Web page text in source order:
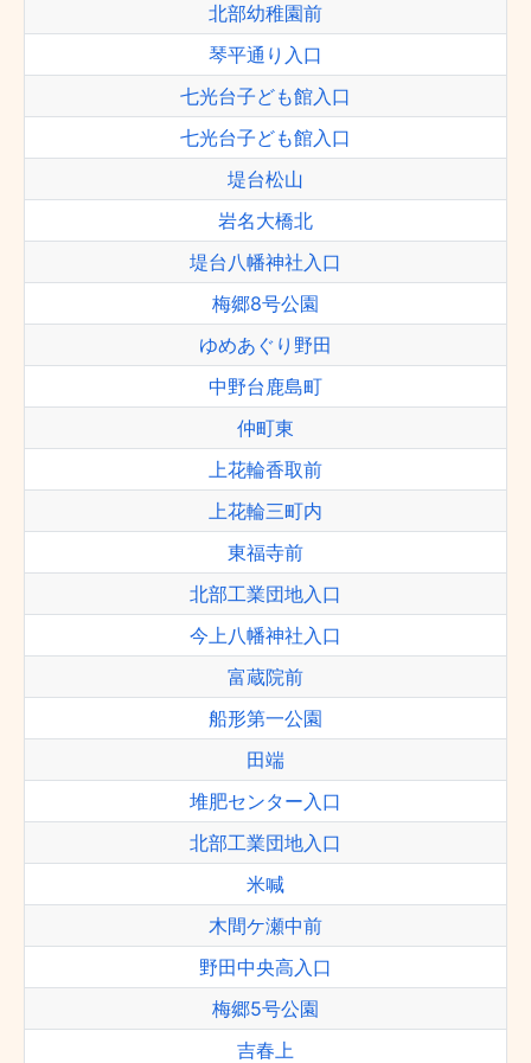
北部幼稚園前
琴平通り入口
七光台子ども館入口
七光台子ども館入口
堤台松山
岩名大橋北
堤台八幡神社入口
梅郷8号公園
ゆめあぐり野田
中野台鹿島町
仲町東
上花輪香取前
上花輪三町内
東福寺前
北部工業団地入口
今上八幡神社入口
富蔵院前
船形第一公園
田端
堆肥センター入口
北部工業団地入口
米喊
木間ケ瀬中前
野田中央高入口
梅郷5号公園
吉春上